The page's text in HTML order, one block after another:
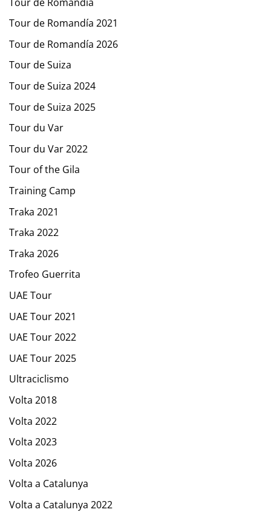
Tour de Romandía 2021
Tour de Romandía 2026
Tour de Suiza
Tour de Suiza 2024
Tour de Suiza 2025
Tour du Var
Tour du Var 2022
Tour of the Gila
Training Camp
Traka 2021
Traka 2022
Traka 2026
Trofeo Guerrita
UAE Tour
UAE Tour 2021
UAE Tour 2022
UAE Tour 2025
Ultraciclismo
Volta 2018
Volta 2022
Volta 2023
Volta 2026
Volta a Catalunya
Volta a Catalunya 2022